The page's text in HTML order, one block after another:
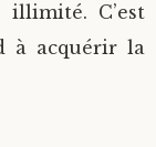
C’est
à acquérir la